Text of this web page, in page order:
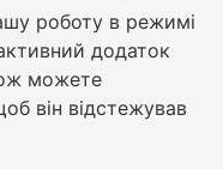
роботу в режимі
додаток
можете
він відстежував